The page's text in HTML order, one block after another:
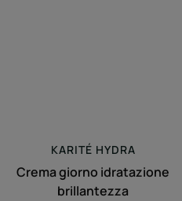
KARITÉ HYDRA
Crema giorno idratazione
brillantezza